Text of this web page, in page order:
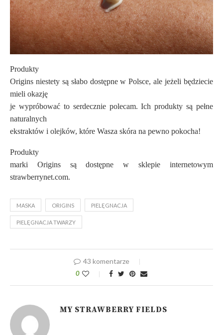
Produkty
Origins niestety są słabo dostępne w Polsce, ale jeżeli będziecie
mieli okazję
je wypróbować to serdecznie polecam. Ich produkty są pełne
naturalnych
ekstraktów i olejków, które Wasza skóra na pewno pokocha!
Produkty
marki Origins są dostępne w sklepie internetowym
strawberrynet.com.
MASKA ORIGINS PIELĘGNACJA
PIELĘGNACJA TWARZY
43 komentarze
0
MY STRAWBERRY FIELDS